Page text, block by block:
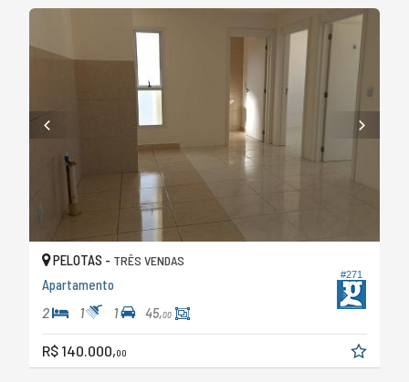
#271
PELOTAS - TRÊS VENDAS
Apartamento
2 1 1 45,00
R$ 140.000,00